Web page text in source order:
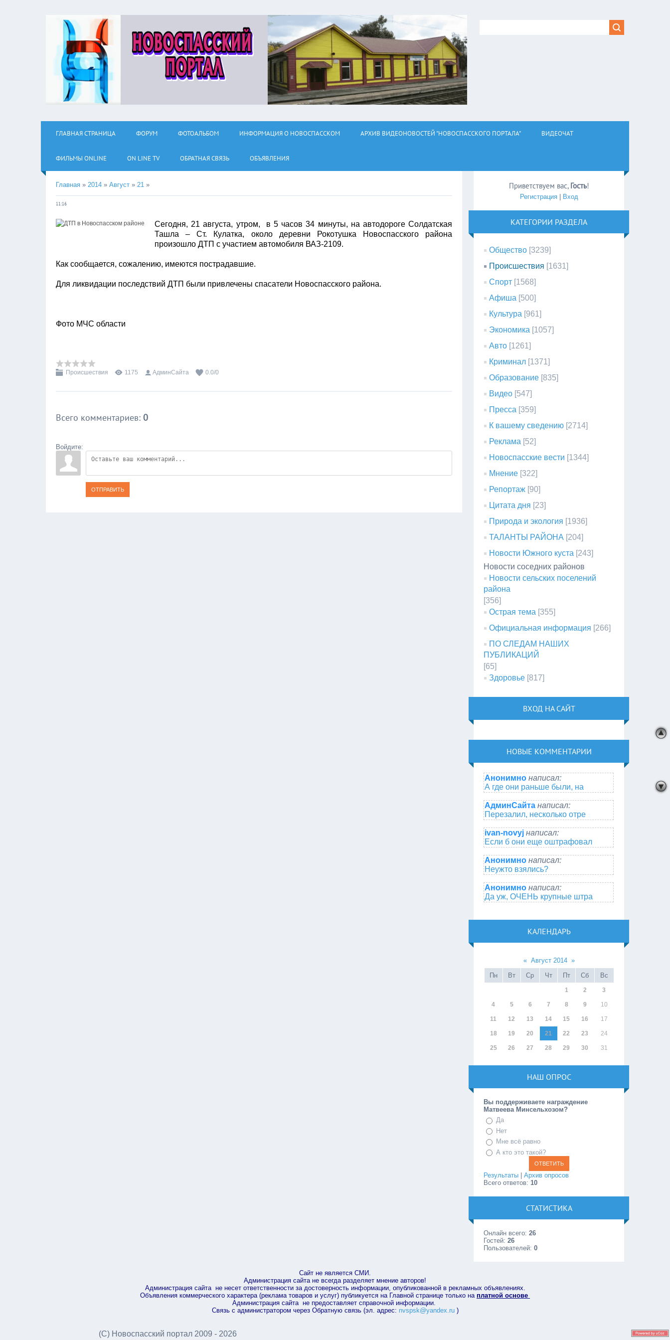
ГЛАВНАЯ СТРАНИЦА ФОРУМ ФОТОАЛЬБОМ ИНФОРМАЦИЯ О НОВОСПАССКОМ АРХИВ ВИДЕОНОВОСТЕЙ "НОВОСПАССКОГО ПОРТАЛА" ВИДЕОЧАТ
ФИЛЬМЫ ОNLINE ON LINE TV ОБРАТНАЯ СВЯЗЬ ОБЪЯВЛЕНИЯ
Главная » 2014 » Август » 21 »
11:16
Сегодня, 21 августа, утром, в 5 часов 34 минуты, на автодороге Солдатская
Ташла – Ст. Кулатка, около деревни Рокотушка Новоспасского района
произошло ДТП с участием автомобиля ВАЗ-2109.
Как сообщается, сожалению, имеются пострадавшие.
Для ликвидации последствий ДТП были привлечены спасатели Новоспасского района.
Фото МЧС области
Происшествия 1175 АдминСайта 0.0/0
Всего комментариев: 0
Войдите:
ОТПРАВИТЬ
Приветствуем вас, Гость!
Регистрация| Вход
КАТЕГОРИИ РАЗДЕЛА
Общество [3239]
Происшествия [1631]
Спорт [1568]
Афиша [500]
Культура [961]
Экономика [1057]
Авто [1261]
Криминал [1371]
Образование [835]
Видео [547]
Пресса [359]
К вашему сведению [2714]
Реклама [52]
Новоспасские вести [1344]
Мнение [322]
Репортаж [90]
Цитата дня [23]
Природа и экология [1936]
ТАЛАНТЫ РАЙОНА [204]
Новости Южного куста [243]
Новости соседних районов
Новости сельских поселений
района
[356]
Острая тема [355]
Официальная информация [266]
ПО СЛЕДАМ НАШИХ
ПУБЛИКАЦИЙ
[65]
Здоровье [817]
ВХОД НА САЙТ
НОВЫЕ КОММЕНТАРИИ
Анонимно написал:
А где они раньше были, на
АдминСайта написал:
Перезалил, несколько отре
ivan-novyj написал:
Если б они еще оштрафовал
Анонимно написал:
Неужто взялись?
Анонимно написал:
Да уж, ОЧЕНЬ крупные штра
КАЛЕНДАРЬ
« Август 2014 »
Пн
Вт Ср Чт Пт Сб Вс
1 2 3
4 5 6 7 8 9 10
11 12 13 14 15 16 17
18 19 20 21 22 23 24
25 26 27 28 29 30 31
НАШ ОПРОС
Вы поддерживаете награждение
Матвеева Минсельхозом?
Да
Нет
Мне всё равно
А кто это такой?
Результаты |Архив опросов
Всего ответов:10
СТАТИСТИКА
Онлайн всего:26
Гостей:26
Пользователей:0
Сайт не является СМИ.
Администрация сайта не всегда разделяет мнение авторов!
Администрация сайта не несет ответственности за достоверность информации, опубликованной в рекламных объявлениях.
Объявления коммерческого характера (реклама товаров и услуг) публикуется на Главной странице только на платной основе
Администрация сайта не предоставляет справочной информации.
Связь с администратором через Обратную связь (эл. адрес: nvspsk@yandex.ru)
(С) Новоспасский портал 2009 - 2026